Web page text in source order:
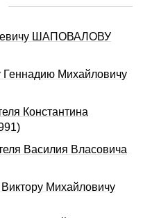
ШАПОВАЛОВУ
Геннадию Михайловичу
Константина
Василия Власовича
Михайловичу